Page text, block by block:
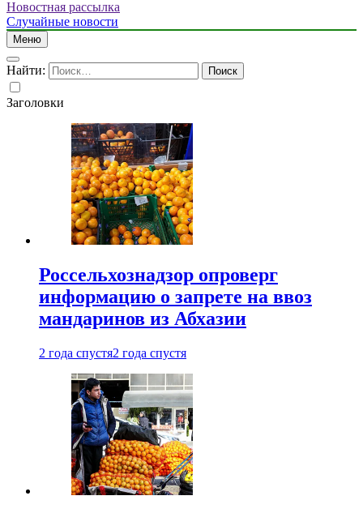
Новостная рассылка
Случайные новости
Меню
Найти:
Заголовки
Россельхознадзор опроверг
информацию о запрете на ввоз
мандаринов из Абхазии
2 года спустя2 года спустя